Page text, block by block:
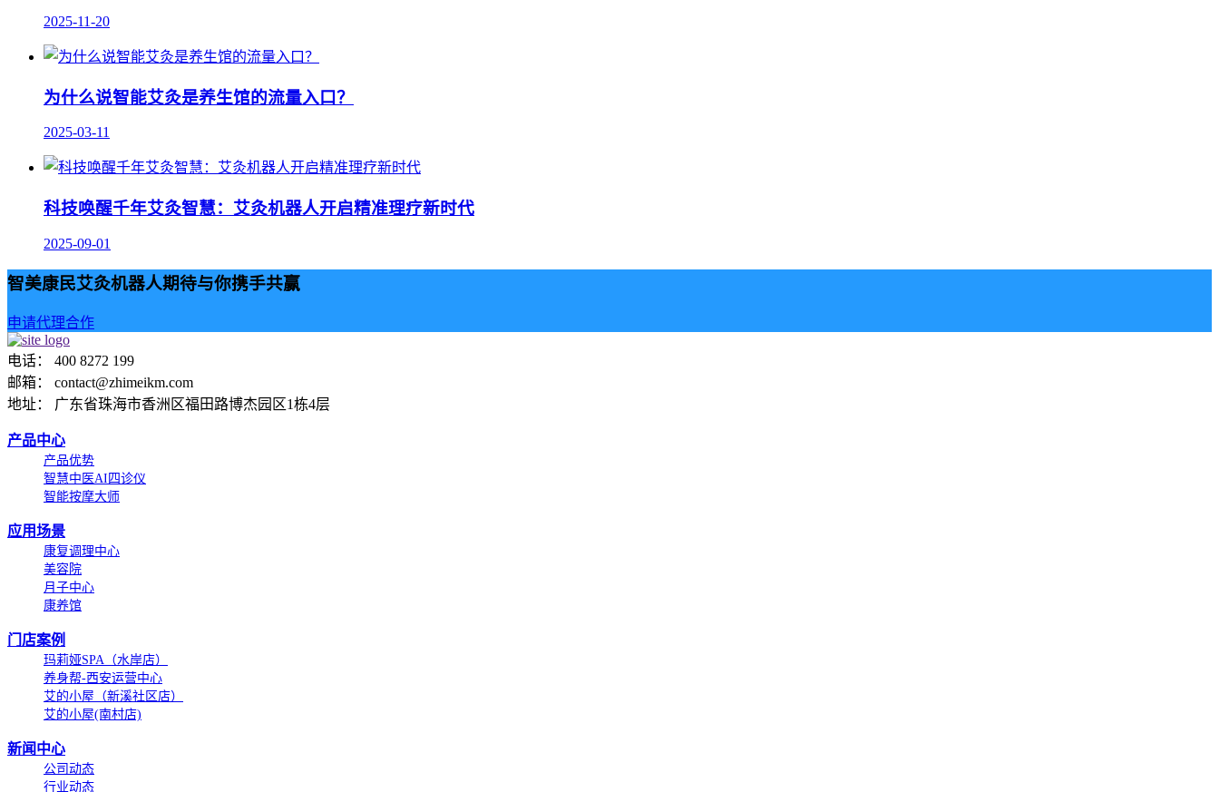
2025-11-20
为什么说智能艾灸是养生馆的流量入口？
2025-03-11
科技唤醒千年艾灸智慧：艾灸机器人开启精准理疗新时代
2025-09-01
智美康民艾灸机器人期待与你携手共赢
申请代理合作
电话： 400 8272 199
邮箱： contact@zhimeikm.com
地址： 广东省珠海市香洲区福田路博杰园区1栋4层
产品中心
产品优势
智慧中医AI四诊仪
智能按摩大师
应用场景
康复调理中心
美容院
月子中心
康养馆
门店案例
玛莉娅SPA（水岸店）
养身帮-西安运营中心
艾的小屋（新溪社区店）
艾的小屋(南村店)
新闻中心
公司动态
行业动态